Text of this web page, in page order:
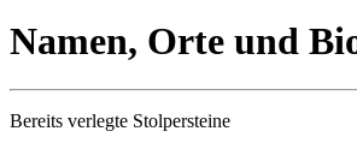
Namen, Orte und
Bereits verlegte Stolpersteine